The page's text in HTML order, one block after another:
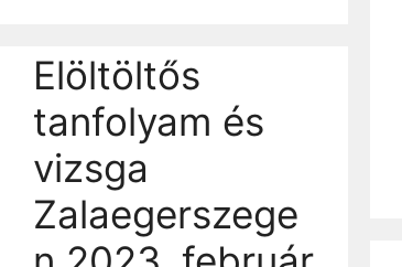
Elöltöltős
tanfolyam és
vizsga
Zalaegerszege